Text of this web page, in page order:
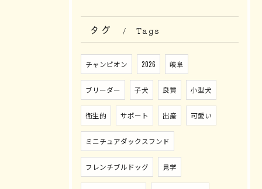
タグ Tags
チャンピオン 2026 岐阜
ブリーダー 子犬 良質 小型犬
衛生的 サポート 出産 可愛い
ミニチュアダックスフンド
フレンチブルドッグ 見学